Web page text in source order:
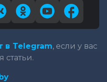
в Telegram, если у вас
статьи.